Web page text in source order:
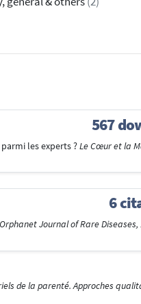
567
les experts ?Le Cœur et la
6
Orphanet Journal of Rare Diseases,
de la parenté. Approches